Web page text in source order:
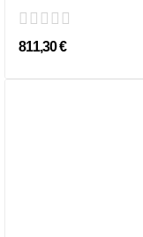
811,30 €